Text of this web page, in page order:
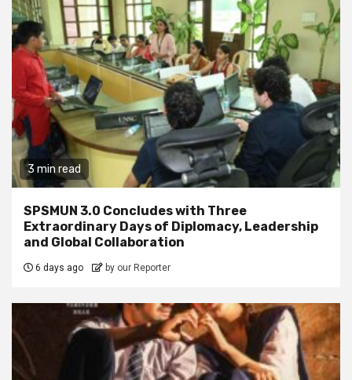
3 min read
SPSMUN 3.0 Concludes with Three
Extraordinary Days of Diplomacy, Leadership
and Global Collaboration
6 days ago by our Reporter